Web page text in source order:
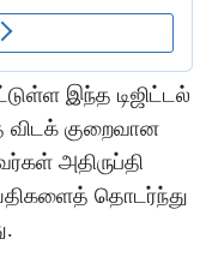
இந்த டிஜிட்டல்
விடக் குறைவான
அதிருப்தி
தொடர்ந்து